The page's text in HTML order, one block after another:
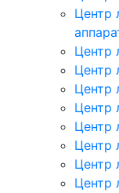
Центр
Центр
Центр
Центр
Центр
Центр
Центр
Центр
Центр